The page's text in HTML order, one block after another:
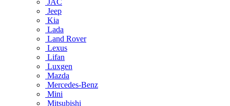
JAC
Jeep
Kia
Lada
Land Rover
Lexus
Lifan
Luxgen
Mazda
Mercedes-Benz
Mini
Mitsubishi